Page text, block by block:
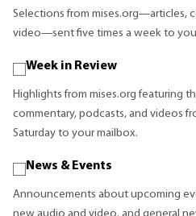
Selections from mises.org—articles,
video—sent five times a week to
Week in Review
Highlights from mises.org featuring
commentary, podcasts, and videos
Saturday to your mailbox.
News & Events
Announcements about upcoming